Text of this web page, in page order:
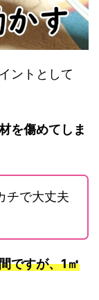
ントとして
を傷めてしま
チで大丈夫
ですが、1㎡